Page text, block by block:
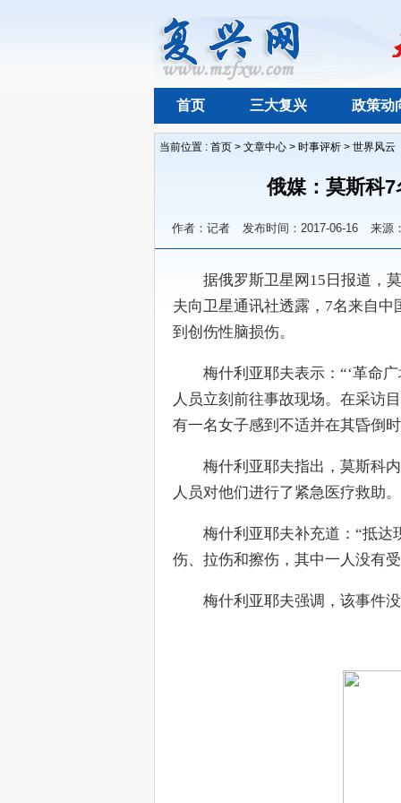
首页 三大复兴 政策动
当前位置 : 首页 > 文章中心 > 时事评析 > 世界风云
俄媒：莫斯科
作者：记者 发布时间：2017-06-16 来源
据俄罗斯卫星网15日报道，莫
夫向卫星通讯社透露，7名来自
到创伤性脑损伤。
梅什利亚耶夫表示：“‘革命广
人员立刻前往事故现场。在采访
有一名女子感到不适并在其昏倒
梅什利亚耶夫指出，莫斯科内
人员对他们进行了紧急医疗救助。
梅什利亚耶夫补充道：“抵达
伤、拉伤和擦伤，其中一人没有
梅什利亚耶夫强调，该事件没